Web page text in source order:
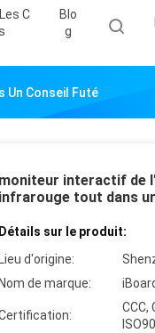
C
Blo
G
Un Conseil Futé
moniteur interactif de
infrarouge tout dans
Détails sur le produit:
Lieu d'origine:
Nom de marque:
CCC,